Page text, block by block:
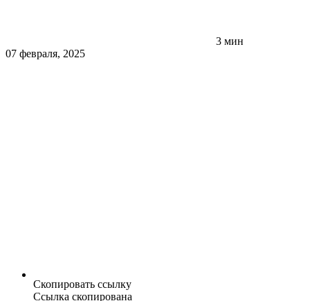
3 мин
07 февраля, 2025
Скопировать ссылку
Ссылка скопирована